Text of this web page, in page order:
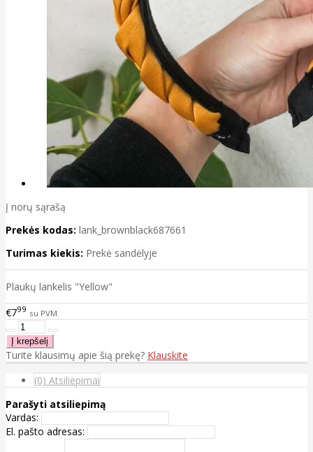
Į norų sąrašą
Prekės kodas: lank_brownblack687661
Turimas kiekis: Prekė sandėlyje
Plaukų lankelis "Yellow"
€799 su PVM
Turite klausimų apie šią prekę? Klauskite
(0) Atsiliepimai
Parašyti atsiliepimą
Vardas:
El. pašto adresas: